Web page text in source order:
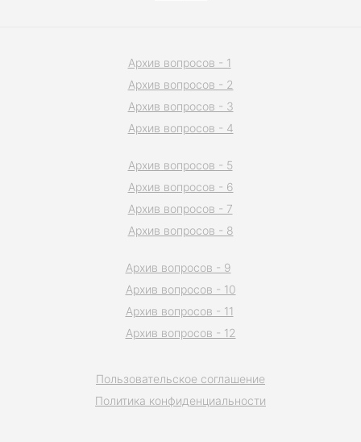
Пользовательское соглашение
Политика конфиденциальности
Архив вопросов - 1
Архив вопросов - 2
Архив вопросов - 3
Архив вопросов - 4
Архив вопросов - 5
Архив вопросов - 6
Архив вопросов - 7
Архив вопросов - 8
Архив вопросов - 9
Архив вопросов - 10
Архив вопросов - 11
Архив вопросов - 12